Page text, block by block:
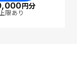
円分
限あり